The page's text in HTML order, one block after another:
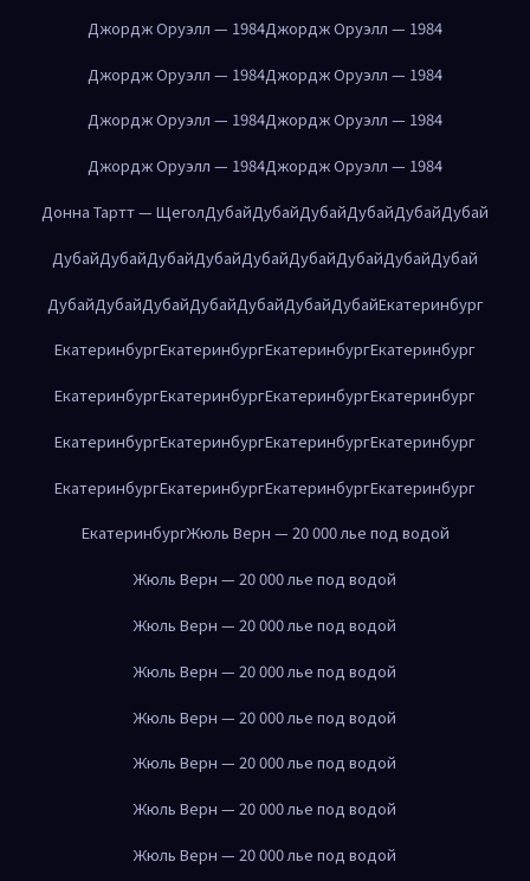
Джордж Оруэлл — 1984Джордж Оруэлл — 1984
Джордж Оруэлл — 1984Джордж Оруэлл — 1984
Джордж Оруэлл — 1984Джордж Оруэлл — 1984
Джордж Оруэлл — 1984Джордж Оруэлл — 1984
Донна Тартт — ЩеголДубайДубайДубайДубайДубайДубай
ДубайДубайДубайДубайДубайДубайДубайДубайДубай
ДубайДубайДубайДубайДубайДубайДубайЕкатеринбург
ЕкатеринбургЕкатеринбургЕкатеринбургЕкатеринбург
ЕкатеринбургЕкатеринбургЕкатеринбургЕкатеринбург
ЕкатеринбургЕкатеринбургЕкатеринбургЕкатеринбург
ЕкатеринбургЕкатеринбургЕкатеринбургЕкатеринбург
ЕкатеринбургЖюль Верн — 20 000 лье под водой
Жюль Верн — 20 000 лье под водой
Жюль Верн — 20 000 лье под водой
Жюль Верн — 20 000 лье под водой
Жюль Верн — 20 000 лье под водой
Жюль Верн — 20 000 лье под водой
Жюль Верн — 20 000 лье под водой
Жюль Верн — 20 000 лье под водой